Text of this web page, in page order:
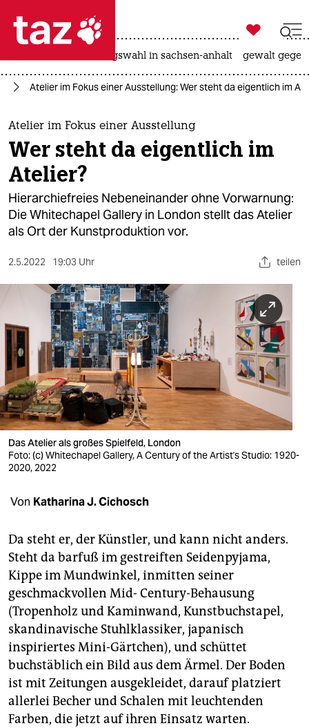
 taz zahl ich
taz zahl ich
themen
politik
öko
gesellschaft
sport
nord
wahrheit
verlag
verlag
veranstaltungen
unterstützen
abo
genossenschaft
epaper login

taz zahl ich
landtagswahl in sachsen-anhalt gewalt
Atelier im Fokus einer Ausstellung: Wer steht da eigentlich im
Atelier im Fokus einer Ausstellung
Wer steht da eigentlich im
Atelier?
Hierarchiefreies Nebeneinander ohne Vorwarnung:
Die Whitechapel Gallery in London stellt das Atelier
als Ort der Kunstproduktion vor.
2.5.2022 19:03 Uhr teilen
Das Atelier als großes Spielfeld, London
Foto: (c) Whitechapel Gallery, A Century of the Artist's Studio: 1920-
2020, 2022
Von Katharina J. Cichosch
Da steht er, der Künstler, und kann nicht anders.
Steht da barfuß im gestreiften Seidenpyjama,
Kippe im Mundwinkel, inmitten seiner
geschmackvollen Mid- Century-Behausung
(Tropenholz und Kaminwand, Kunstbuchstapel,
skandinavische Stuhlklassiker, japanisch
inspiriertes Mini-Gärtchen), und schüttet
buchstäblich ein Bild aus dem Ärmel. Der Boden
ist mit Zeitungen ausgekleidet, darauf platziert
allerlei Becher und Schalen mit leuchtenden
Farben, die jetzt auf ihren Einsatz warten.